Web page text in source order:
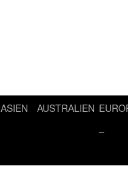
ASIEN AUSTRALIEN
–